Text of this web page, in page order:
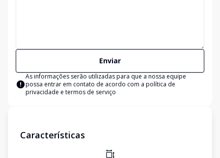
Enviar
As informações serão utilizadas para que a nossa equipe
possa entrar em contato de acordo com a política de
privacidade e termos de serviço
Características